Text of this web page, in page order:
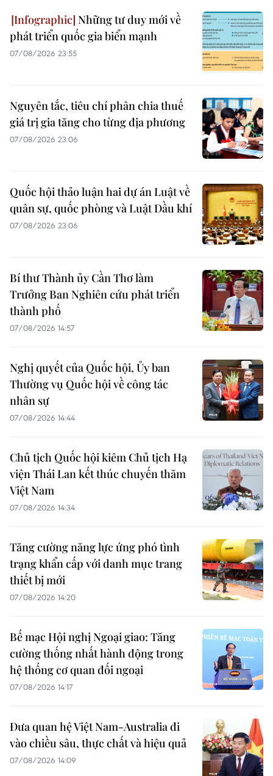
Những tư duy mới về
phát triển quốc gia biển mạnh
07/08/2026 23:55
Nguyên tắc, tiêu chí phân chia thuế
giá trị gia tăng cho từng địa phương
07/08/2026 23:06
Quốc hội thảo luận hai dự án Luật về
quân sự, quốc phòng và Luật Dầu khí
07/08/2026 23:06
Bí thư Thành ủy Cần Thơ làm
Trưởng Ban Nghiên cứu phát triển
thành phố
07/08/2026 14:57
Nghị quyết của Quốc hội, Ủy ban
Thường vụ Quốc hội về công tác
nhân sự
07/08/2026 14:44
Chủ tịch Quốc hội kiêm Chủ tịch Hạ
viện Thái Lan kết thúc chuyến thăm
Việt Nam
07/08/2026 14:34
Tăng cường năng lực ứng phó tình
trạng khẩn cấp với danh mục trang
thiết bị mới
07/08/2026 14:20
Bế mạc Hội nghị Ngoại giao: Tăng
cường thống nhất hành động trong
hệ thống cơ quan đối ngoại
07/08/2026 14:17
Đưa quan hệ Việt Nam-Australia đi
vào chiều sâu, thực chất và hiệu quả
07/08/2026 14:09